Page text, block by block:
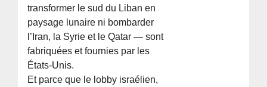
transformer le sud du Liban en
paysage lunaire ni bombarder
l’Iran, la Syrie et le Qatar — sont
fabriquées et fournies par les
États-Unis.
Et parce que le lobby israélien,